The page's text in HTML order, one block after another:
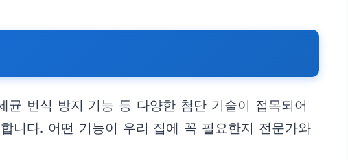
번식 방지 기능 등 다양한 첨단 기술이 접목되어
니다. 어떤 기능이 우리 집에 꼭 필요한지 전문가와